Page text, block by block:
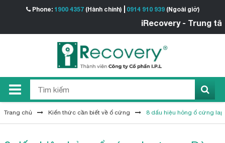
Phone: 1900 4357(Hành chính) 0914 910 939(Ngoài giờ)
iRecovery - Trung tâm Khôi phục
Trang chủ Kiến thức cần biết về ổ cứng 8 dấu hiệu hỏng ổ cứng